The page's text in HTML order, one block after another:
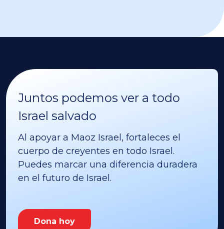
Juntos podemos ver a todo
Israel salvado
Al apoyar a Maoz Israel, fortaleces el
cuerpo de creyentes en todo Israel.
Puedes marcar una diferencia duradera
en el futuro de Israel.
Dona hoy